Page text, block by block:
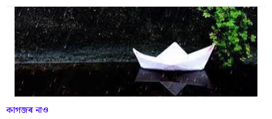
কাগজৰ নাও